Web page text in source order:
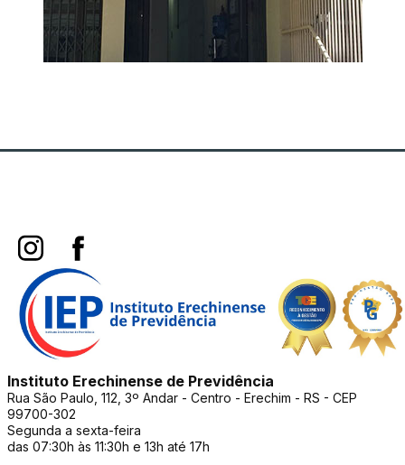
Instituto Erechinense de Previdência
Rua São Paulo, 112, 3º Andar - Centro - Erechim - RS - CEP
99700-302
Segunda a sexta-feira
das 07:30h às 11:30h e 13h até 17h